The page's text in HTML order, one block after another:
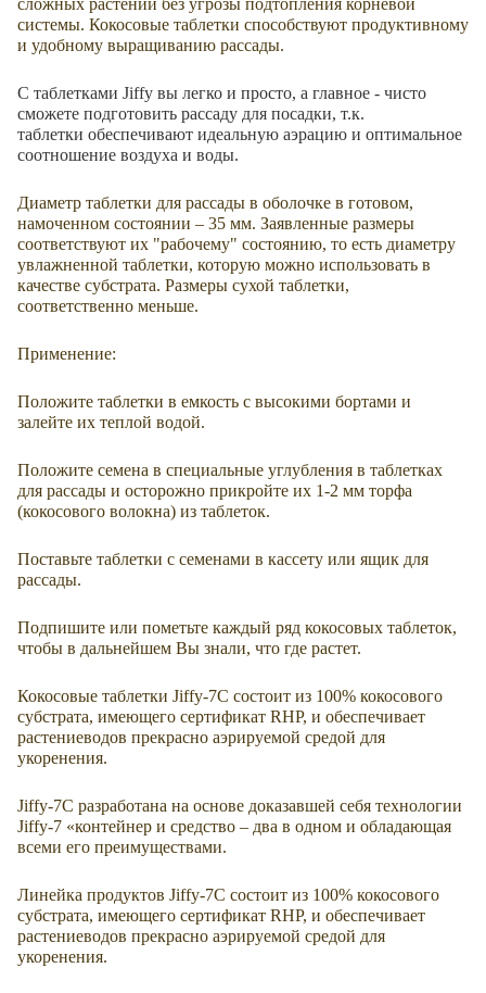
системы. Кокосовые таблетки способствуют продуктивному
и удобному выращиванию рассады.
С таблетками Jiffy вы легко и просто, а главное - чисто
сможете подготовить рассаду для посадки, т.к.
таблетки обеспечивают идеальную аэрацию и оптимальное
соотношение воздуха и воды.
Диаметр таблетки для рассады в оболочке в готовом,
намоченном состоянии – 35 мм. Заявленные размеры
соответствуют их "рабочему" состоянию, то есть диаметру
увлажненной таблетки, которую можно использовать в
качестве субстрата. Размеры сухой таблетки,
соответственно меньше.
Применение:
Положите таблетки в емкость с высокими бортами и
залейте их теплой водой.
Положите семена в специальные углубления в таблетках
для рассады и осторожно прикройте их 1-2 мм торфа
(кокосового волокна) из таблеток.
Поставьте таблетки с семенами в кассету или ящик для
рассады.
Подпишите или пометьте каждый ряд кокосовых таблеток,
чтобы в дальнейшем Вы знали, что где растет.
Кокосовые таблетки Jiffy-7C состоит из 100% кокосового
субстрата, имеющего сертификат RHP, и обеспечивает
растениеводов прекрасно аэрируемой средой для
укоренения.
Jiffy-7С разработана на основе доказавшей себя технологии
Jiffy-7 «контейнер и средство – два в одном и обладающая
всеми его преимуществами.
Линейка продуктов Jiffy-7C состоит из 100% кокосового
субстрата, имеющего сертификат RHP, и обеспечивает
растениеводов прекрасно аэрируемой средой для
укоренения.